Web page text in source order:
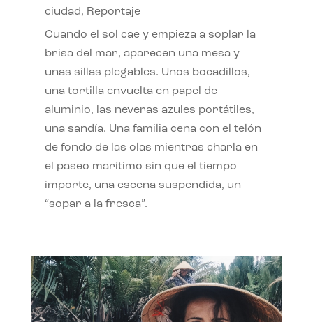
ciudad, Reportaje
Cuando el sol cae y empieza a soplar la
brisa del mar, aparecen una mesa y
unas sillas plegables. Unos bocadillos,
una tortilla envuelta en papel de
aluminio, las neveras azules portátiles,
una sandía. Una familia cena con el telón
de fondo de las olas mientras charla en
el paseo marítimo sin que el tiempo
importe, una escena suspendida, un
“sopar a la fresca”.